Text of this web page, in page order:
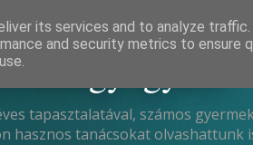
tapasztalatával, számos
tanácsokat olvashattunk
its services and to analyze traffic.
and security metrics to ensure